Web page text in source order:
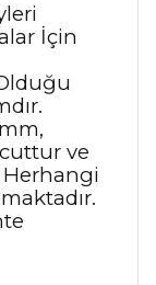
İçin
ve
Herhangi